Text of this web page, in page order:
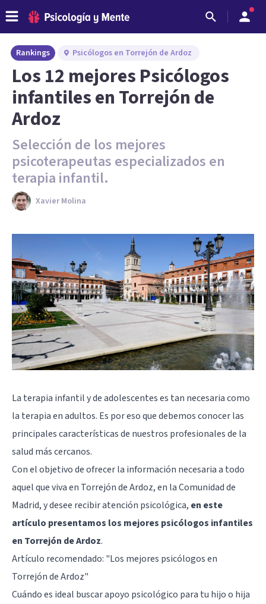
Rankings Psicólogos en Torrejón de Ardoz
Los 12 mejores Psicólogos
infantiles en Torrejón de
Ardoz
Selección de los mejores
psicoterapeutas especializados en
terapia infantil.
Xavier Molina
La terapia infantily de adolescentes es tan necesaria como
la terapia en adultos. Es por eso que debemos conocer las
principales características de nuestros profesionales de la
salud más cercanos.
Con el objetivo de ofrecer la información necesaria a todo
aquel que viva en Torrejón de Ardoz, en la Comunidad de
Madrid, y desee recibir atención psicológica, en este
artículo presentamos los mejores psicólogos infantiles
en Torrejón de Ardoz.
Artículo recomendado: "Los mejores psicólogos en
Torrejón de Ardoz"
Cuándo es ideal buscar apoyo psicológico para tu hijo o hija